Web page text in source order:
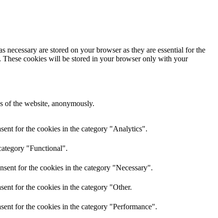
are stored on your browser as they are essential for the
These cookies will be stored in your browser only with your
of the website, anonymously.
for the cookies in the category "Analytics".
"Functional".
for the cookies in the category "Necessary".
for the cookies in the category "Other.
for the cookies in the category "Performance".